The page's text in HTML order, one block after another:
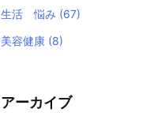
生活 悩み (67)
美容健康 (8)
アーカイブ